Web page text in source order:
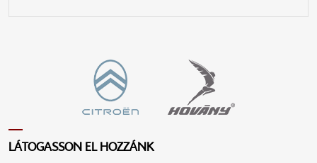
LÁTOGASSON EL HOZZÁNK